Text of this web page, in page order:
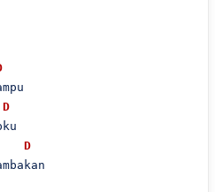
D
D